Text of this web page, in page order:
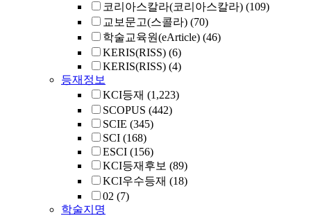
코리아스칼라(코리아스칼라) (109)
교보문고(스콜라) (70)
학술교육원(eArticle) (46)
KERIS(RISS) (6)
KERIS(RISS) (4)
등재정보
KCI등재 (1,223)
SCOPUS (442)
SCIE (345)
SCI (168)
ESCI (156)
KCI등재후보 (89)
KCI우수등재 (18)
02 (7)
학술지명